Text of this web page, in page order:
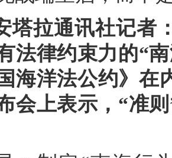
塔拉通讯社记者
法律约束力的“
海洋法公约》
会上表示，“准